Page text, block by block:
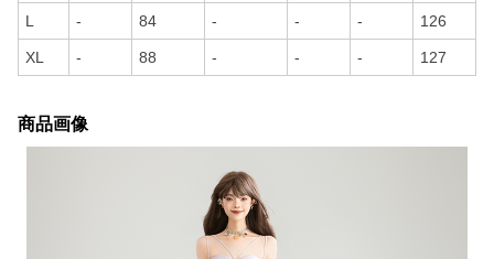
L - 84 - - - 126
XL - 88 - - - 127
商品画像